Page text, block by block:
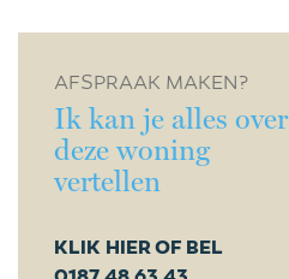
AFSPRAAK MAKEN?
Ik kan je alles over
deze woning
vertellen
KLIK HIER OF BEL